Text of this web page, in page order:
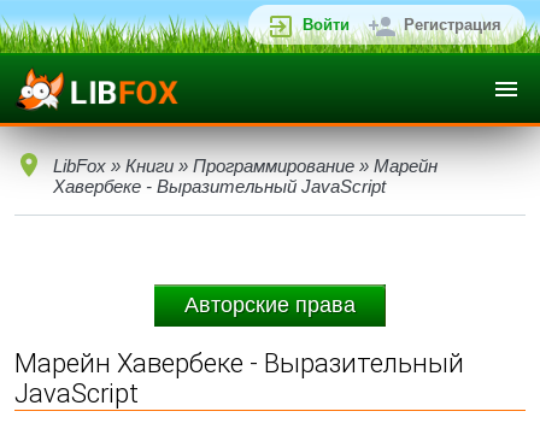
Войти Регистрация
LibFox » Книги » Программирование » Марейн
Хавербеке - Выразительный JavaScript
Авторские права
Марейн Хавербеке - Выразительный
JavaScript